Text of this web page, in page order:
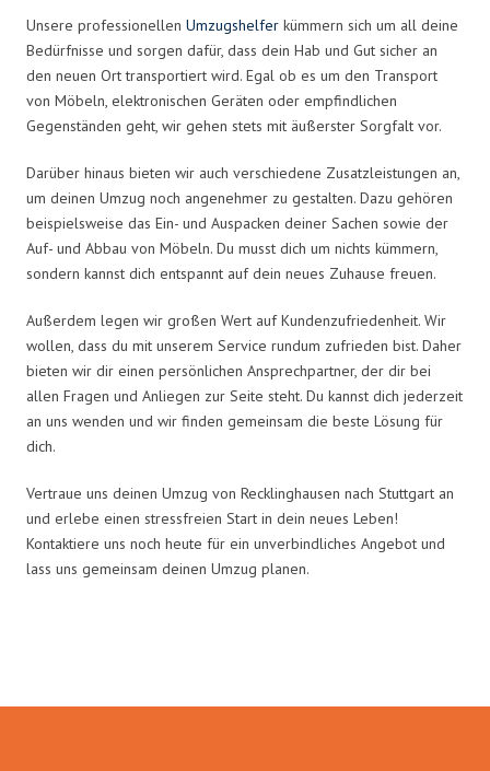
Unsere professionellen Umzugshelfer kümmern sich um all deine
Bedürfnisse und sorgen dafür, dass dein Hab und Gut sicher an
den neuen Ort transportiert wird. Egal ob es um den Transport
von Möbeln, elektronischen Geräten oder empfindlichen
Gegenständen geht, wir gehen stets mit äußerster Sorgfalt vor.
Darüber hinaus bieten wir auch verschiedene Zusatzleistungen an,
um deinen Umzug noch angenehmer zu gestalten. Dazu gehören
beispielsweise das Ein- und Auspacken deiner Sachen sowie der
Auf- und Abbau von Möbeln. Du musst dich um nichts kümmern,
sondern kannst dich entspannt auf dein neues Zuhause freuen.
Außerdem legen wir großen Wert auf Kundenzufriedenheit. Wir
wollen, dass du mit unserem Service rundum zufrieden bist. Daher
bieten wir dir einen persönlichen Ansprechpartner, der dir bei
allen Fragen und Anliegen zur Seite steht. Du kannst dich jederzeit
an uns wenden und wir finden gemeinsam die beste Lösung für
dich.
Vertraue uns deinen Umzug von Recklinghausen nach Stuttgart an
und erlebe einen stressfreien Start in dein neues Leben!
Kontaktiere uns noch heute für ein unverbindliches Angebot und
lass uns gemeinsam deinen Umzug planen.